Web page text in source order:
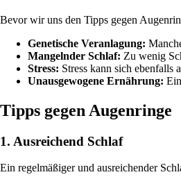
Bevor wir uns den Tipps gegen
Genetische Veranlagung:
Mangelnder Schlaf: Zu wenig
Stress: Stress kann sich ebenfalls
Unausgewogene Ernährung:
Tipps gegen Augenringe
1. Ausreichend Schlaf
Ein regelmäßiger und ausreichender